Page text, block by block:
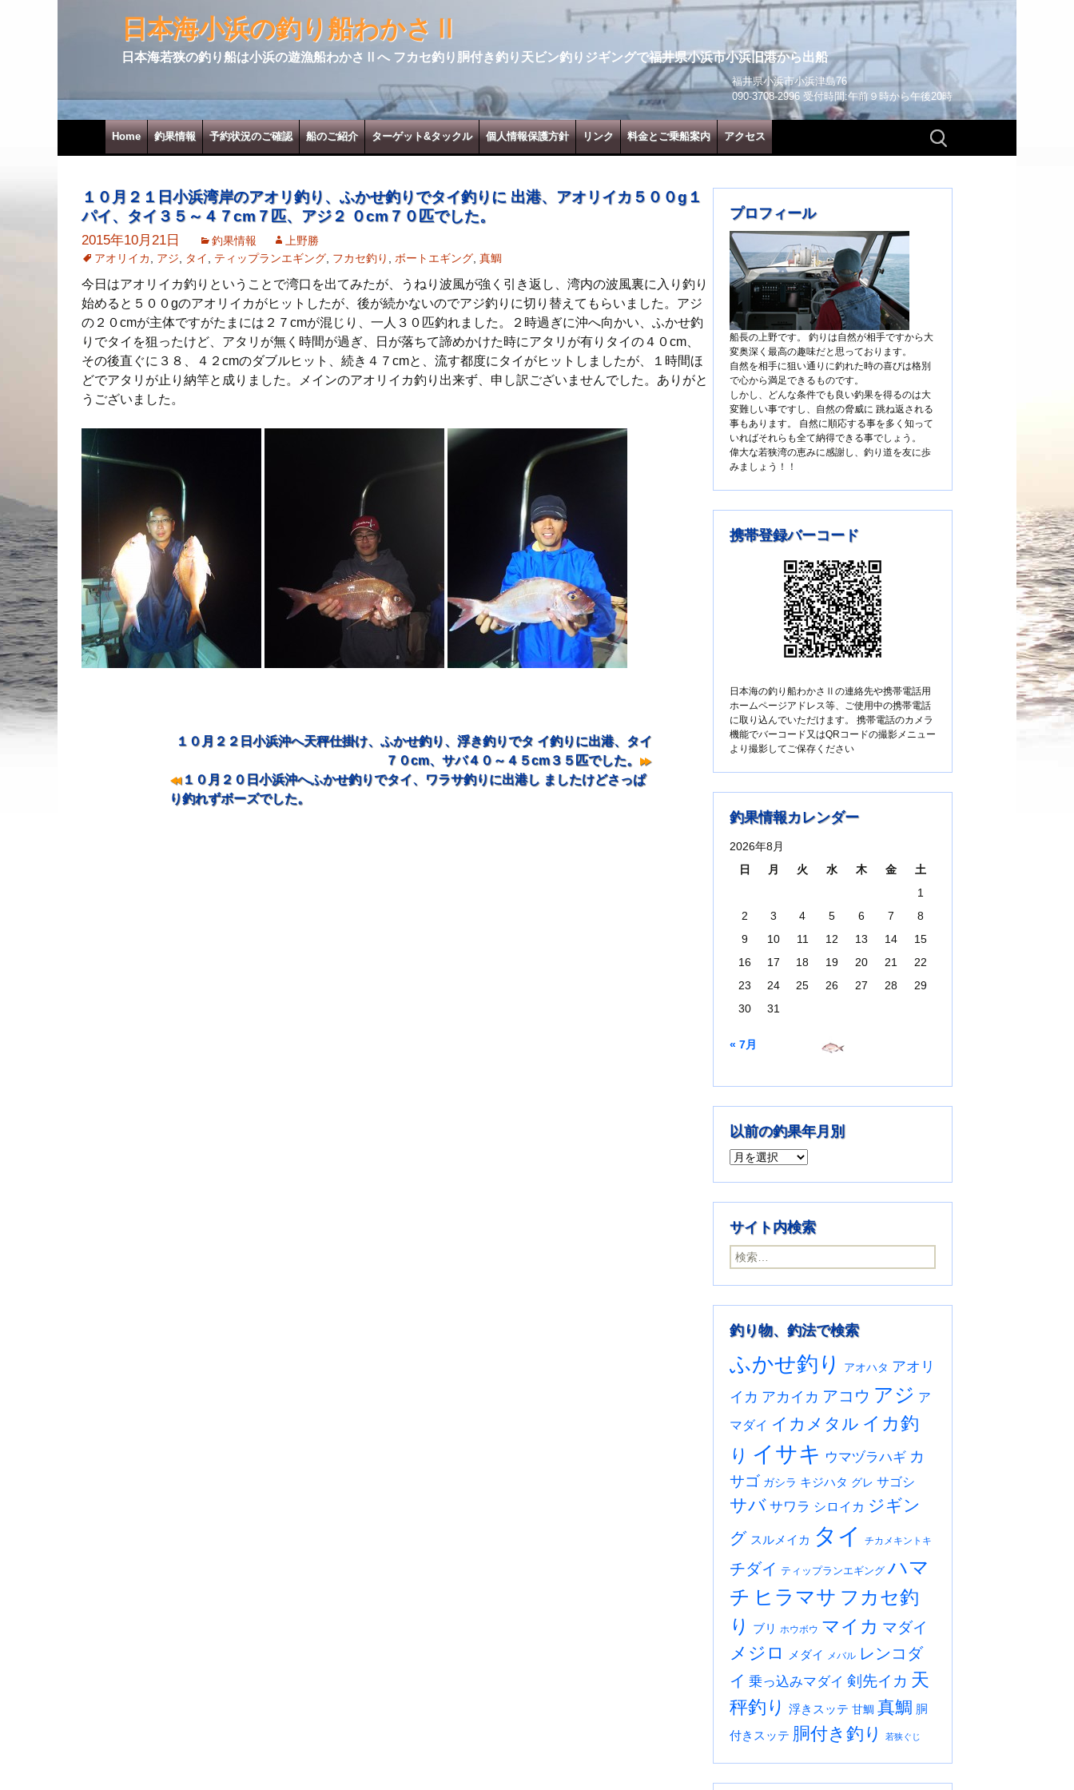
日本海小浜の釣り船わかさⅡ
日本海若狭の釣り船は小浜の遊漁船わかさⅡへ フカセ釣り胴付き釣り天ビン釣りジギングで福井県小浜市小浜旧港から出船
福井県小浜市小浜津島76
090-3708-2996 受付時間:午前９時から午後20時
コンテンツへ移動
Home 釣果情報 予約状況のご確認 船のご紹介 ターゲット&タックル 個人情報保護方針 リンク 料金とご乗船案内 アクセス
検
１０月２１日小浜湾岸のアオリ釣り、ふかせ釣りでタイ釣りに 出港、アオリイカ５００g１
パイ、タイ３５～４７cm７匹、アジ２ ０cm７０匹でした。
2015年10月21日 釣果情報
上野勝
アオリイカ
アジ タイ ティップランエギング フカセ釣り ボートエギング 真鯛
今日はアオリイカ釣りということで湾口を出てみたが、うねり波風が強く引き返し、湾内の波風裏に入り釣り
始めると５００gのアオリイカがヒットしたが、後が続かないのでアジ釣りに切り替えてもらいました。アジ
の２０cmが主体ですがたまには２７cmが混じり、一人３０匹釣れました。２時過ぎに沖へ向かい、ふかせ釣
りでタイを狙ったけど、アタリが無く時間が過ぎ、日が落ちて諦めかけた時にアタリが有りタイの４０cm、
その後直ぐに３８、４２cmのダブルヒット、続き４７cmと、流す都度にタイがヒットしましたが、１時間ほ
どでアタリが止り納竿と成りました。メインのアオリイカ釣り出来ず、申し訳ございませんでした。ありがと
うございました。
投稿ナビゲーション
１０月２２日小浜沖へ天秤仕掛け、ふかせ釣り、浮き釣りでタ イ釣りに出港、タイ
７０cm、サバ４０～４５cm３５匹でした。
１０月２０日小浜沖へふかせ釣りでタイ、ワラサ釣りに出港し ましたけどさっぱ
り釣れずボーズでした。
プロフィール
船長の上野です。 釣りは自然が相手ですから大
変奥深く最高の趣味だと思っております。
自然を相手に狙い通りに釣れた時の喜びは格別
で心から満足できるものです。
しかし、どんな条件でも良い釣果を得るのは大
変難しい事ですし、自然の脅威に 跳ね返される
事もあります。 自然に順応する事を多く知って
いればそれらも全て納得できる事でしょう。
偉大な若狭湾の恵みに感謝し、釣り道を友に歩
みましょう！！
携帯登録バーコード
日本海の釣り船わかさⅡの連絡先や携帯電話用
ホームページアドレス等、ご使用中の携帯電話
に取り込んでいただけます。 携帯電話のカメラ
機能でバーコード又はQRコードの撮影メニュー
より撮影してご保存ください
釣果情報カレンダー
2026年8月
日
月 火 水 木 金
土
1
2
3 4 5 6 7
8
9
10 11 12 13 14
15
16
17 18 19 20 21
22
23
24 25 26 27 28
29
30
31
« 7月
以前の釣果年月別
以前の釣果年月別
サイト内検索
検索:
釣り物、釣法で検索
ふかせ釣り アオハタ アオリ
イカ アカイカ アコウ アジ ア
マダイ イカメタル イカ釣
り イサキ ウマヅラハギ カ
サゴ ガシラ キジハタ グレ サゴシ
サバ サワラ シロイカ ジギン
グ スルメイカ タイ チカメキントキ
チダイ ティップランエギング ハマ
チ ヒラマサ フカセ釣
り
ブリ ホウボウ マイカ マダイ
メジロ メダイ メバル レンコダ
イ 乗っ込みマダイ 剣先イカ 天
秤釣り 浮きスッテ 甘鯛 真鯛 胴
付きスッテ 胴付き釣り 若狭ぐじ